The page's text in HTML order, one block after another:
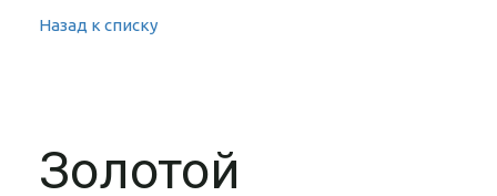
Назад к списку
Золотой